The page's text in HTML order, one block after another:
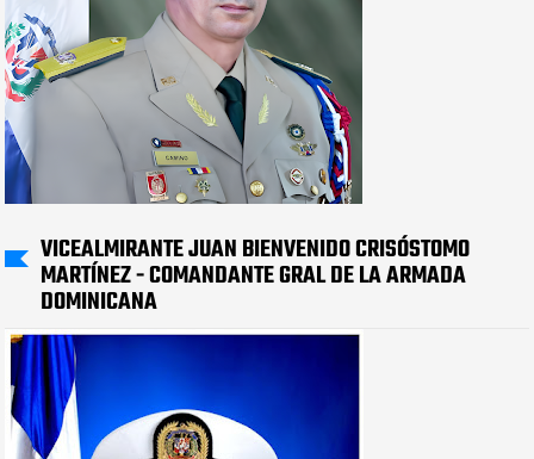
VICEALMIRANTE JUAN BIENVENIDO CRISÓSTOMO
MARTÍNEZ - COMANDANTE GRAL DE LA ARMADA
DOMINICANA